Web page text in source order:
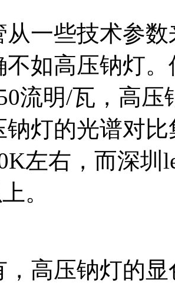
些技术参数
不如高压钠灯
流明/瓦，高压
钠灯的光谱对
左右，而深
。
压钠灯的显